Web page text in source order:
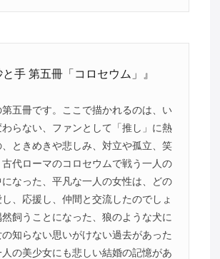
と手 第五冊「コロセウム」』
五冊です。ここで描かれるのは、い
らない、ファンとして「推し」に熱
ときめきや悲しみ、対立や孤立、笑
代ローマのコロセウムで戦う一人の
なった、平凡な一人の女性は、どの
、応援し、仲間と交流したのでしょ
飼うことになった、狼のような犬に
知らない思いがけない過去があった
人の美少女にも悲しい結婚の記憶があ